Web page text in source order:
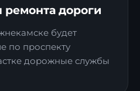
дороги
будет
по проспекту
дорожные службы